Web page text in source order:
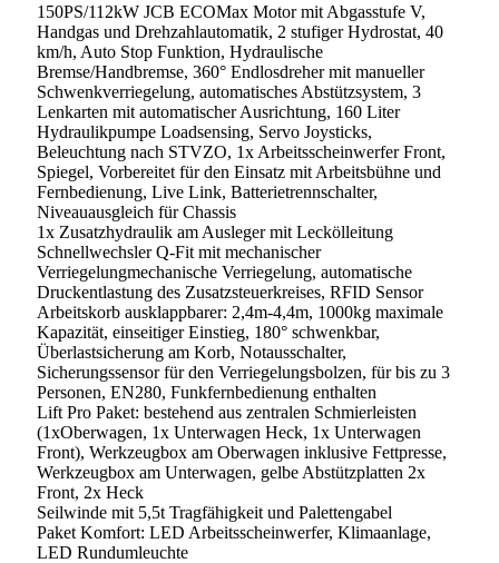
150PS/112kW JCB ECOMax Motor mit Abgasstufe V,
Handgas und Drehzahlautomatik, 2 stufiger Hydrostat, 40
km/h, Auto Stop Funktion, Hydraulische
Bremse/Handbremse, 360° Endlosdreher mit manueller
Schwenkverriegelung, automatisches Abstützsystem, 3
Lenkarten mit automatischer Ausrichtung, 160 Liter
Hydraulikpumpe Loadsensing, Servo Joysticks,
Beleuchtung nach STVZO, 1x Arbeitsscheinwerfer Front,
Spiegel, Vorbereitet für den Einsatz mit Arbeitsbühne und
Fernbedienung, Live Link, Batterietrennschalter,
Niveauausgleich für Chassis
1x Zusatzhydraulik am Ausleger mit Leckölleitung
Schnellwechsler Q-Fit mit mechanischer
Verriegelungmechanische Verriegelung, automatische
Druckentlastung des Zusatzsteuerkreises, RFID Sensor
Arbeitskorb ausklappbarer: 2,4m-4,4m, 1000kg maximale
Kapazität, einseitiger Einstieg, 180° schwenkbar,
Überlastsicherung am Korb, Notausschalter,
Sicherungssensor für den Verriegelungsbolzen, für bis zu 3
Personen, EN280, Funkfernbedienung enthalten
Lift Pro Paket: bestehend aus zentralen Schmierleisten
(1xOberwagen, 1x Unterwagen Heck, 1x Unterwagen
Front), Werkzeugbox am Oberwagen inklusive Fettpresse,
Werkzeugbox am Unterwagen, gelbe Abstützplatten 2x
Front, 2x Heck
Seilwinde mit 5,5t Tragfähigkeit und Palettengabel
Paket Komfort: LED Arbeitsscheinwerfer, Klimaanlage,
LED Rundumleuchte